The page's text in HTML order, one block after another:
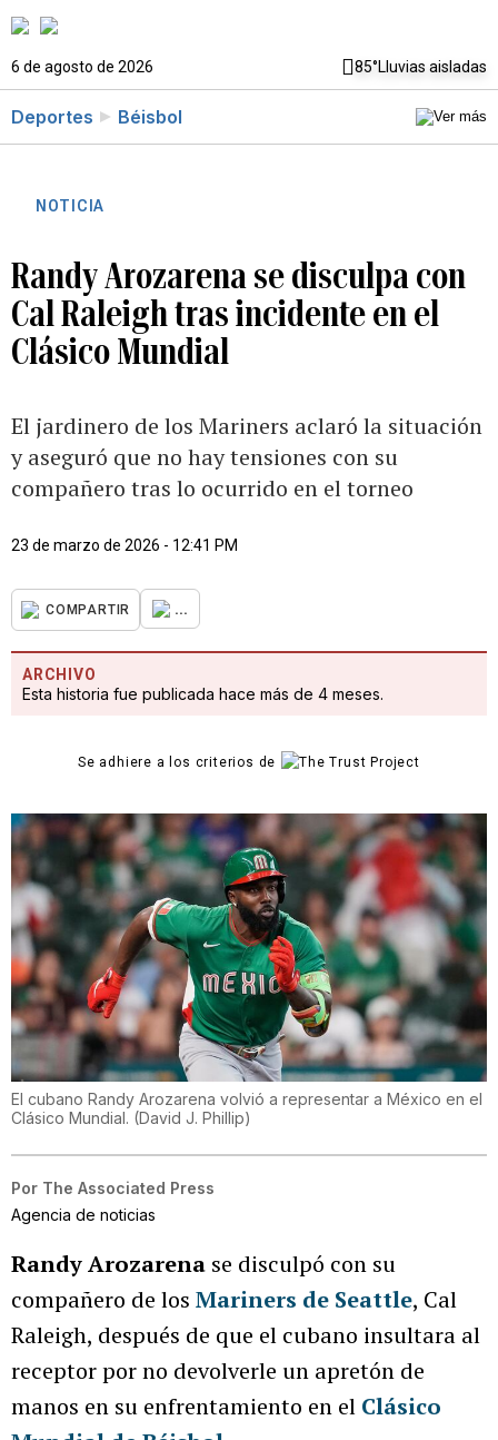
6 de agosto de 2026 85°Lluvias aisladas
Deportes Béisbol
NOTICIA
Randy Arozarena se disculpa con
Cal Raleigh tras incidente en el
Clásico Mundial
El jardinero de los Mariners aclaró la situación
y aseguró que no hay tensiones con su
compañero tras lo ocurrido en el torneo
23 de marzo de 2026 - 12:41 PM
COMPARTIR ...
ARCHIVO
Esta historia fue publicada hace más de 4 meses.
Se adhiere a los criterios de
El cubano Randy Arozarena volvió a representar a México en el
Clásico Mundial. (David J. Phillip)
Por The Associated Press
Agencia de noticias
Randy Arozarena se disculpó con su
compañero de los Mariners de Seattle, Cal
Raleigh, después de que el cubano insultara al
receptor por no devolverle un apretón de
manos en su enfrentamiento en el Clásico